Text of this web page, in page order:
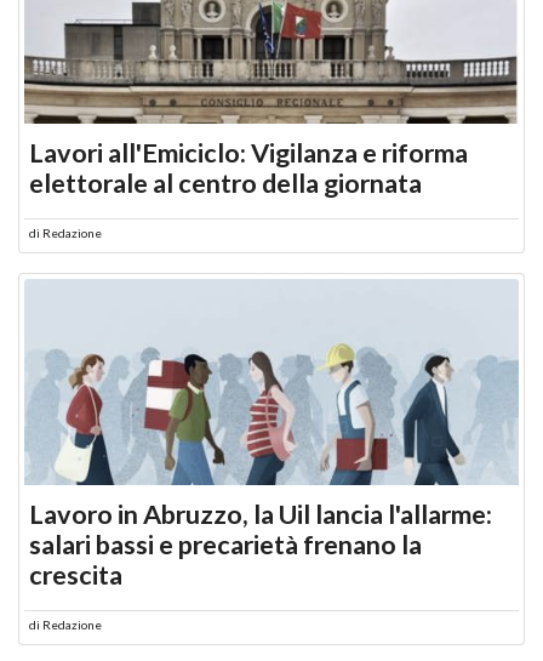
Lavori all'Emiciclo: Vigilanza e riforma
elettorale al centro della giornata
di Redazione
Lavoro in Abruzzo, la Uil lancia l'allarme:
salari bassi e precarietà frenano la
crescita
di Redazione